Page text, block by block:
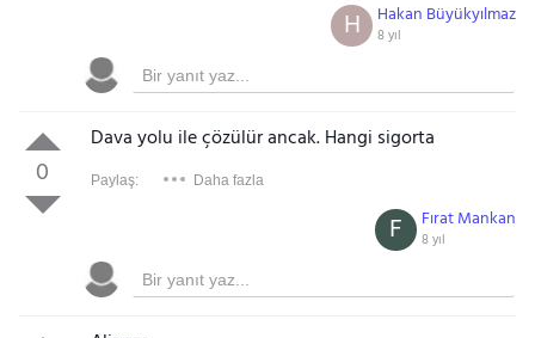
Hakan Büyükyılmaz
8 yıl
H
0
Dava yolu ile çözülür ancak. Hangi sigorta
Paylaş: Daha fazla
Fırat Mankan
8 yıl
F